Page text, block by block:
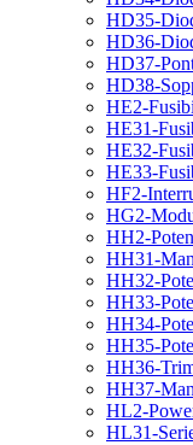
HD35-
HD36-
HD37-
HD38-
HE2-
HE31-
HE32-
HE33-
HF2-
HG2-
HH2-
HH31-
HH32-
HH33-
HH34-
HH35-
HH36-
HH37-
HL2-
HL31-